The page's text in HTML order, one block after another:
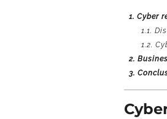
1. Cyber
1.1.
1.2.
2.
3.